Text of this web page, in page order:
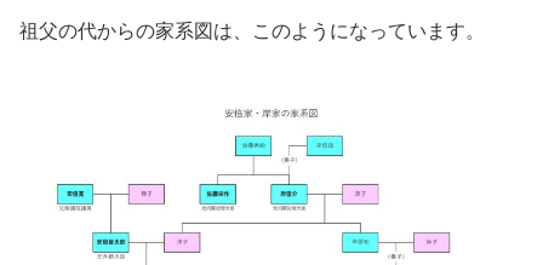
祖父の代からの家系図は、このようになっています。